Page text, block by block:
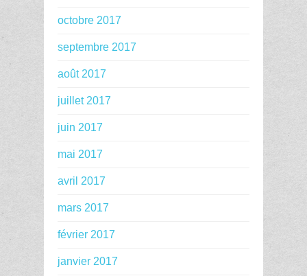
octobre 2017
septembre 2017
août 2017
juillet 2017
juin 2017
mai 2017
avril 2017
mars 2017
février 2017
janvier 2017